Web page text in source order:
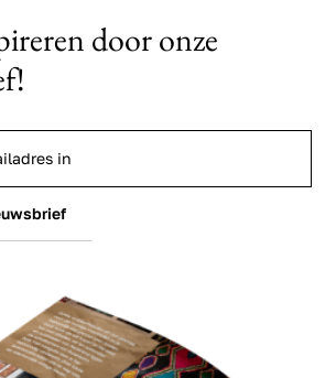
door onze